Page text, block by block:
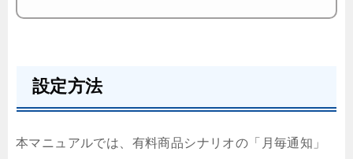
設定方法
本マニュアルでは、有料商品シナリオの「月毎通知」